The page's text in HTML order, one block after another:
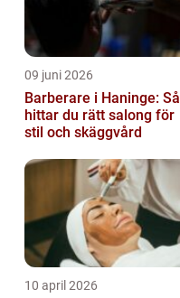
09 juni 2026
Barberare i Haninge: Så
hittar du rätt salong för
stil och skäggvård
10 april 2026